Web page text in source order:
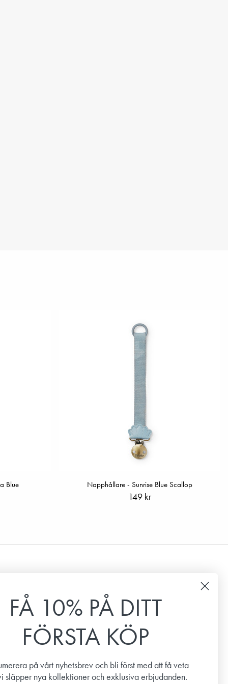
Blue Napphållare - Sunrise Blue Scallop
149 kr
Prenumerera på vårt nyhetsbrev för att få de senaste
nyheterna, erbjudanden och inspiration.
Email
PRENUMERERA
FÅ 10% PÅ DITT
FÖRSTA KÖP
på vårt nyhetsbrev och bli först med att få veta
släpper nya kollektioner och exklusiva erbjudanden.